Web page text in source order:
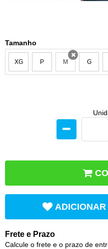
Tamanho
XG P M G
Frete e Prazo
Calcule o frete e o prazo de